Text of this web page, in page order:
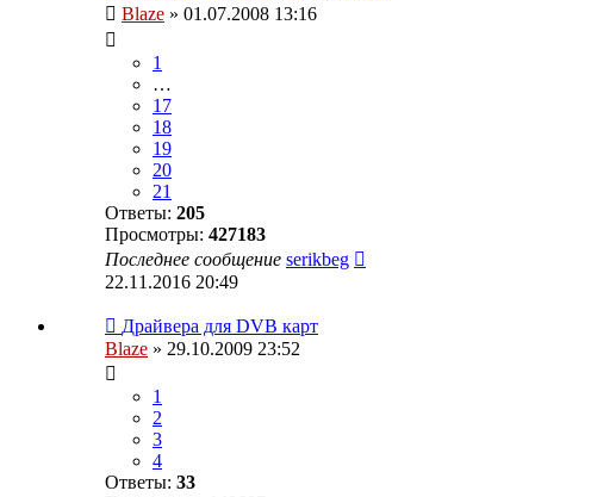
Blaze » 01.07.2008 13:16
1
…
17
18
19
20
21
Ответы: 205
Просмотры: 427183
Последнее сообщение serikbeg
22.11.2016 20:49
Драйвера для DVB карт
Blaze » 29.10.2009 23:52
1
2
3
4
Ответы: 33